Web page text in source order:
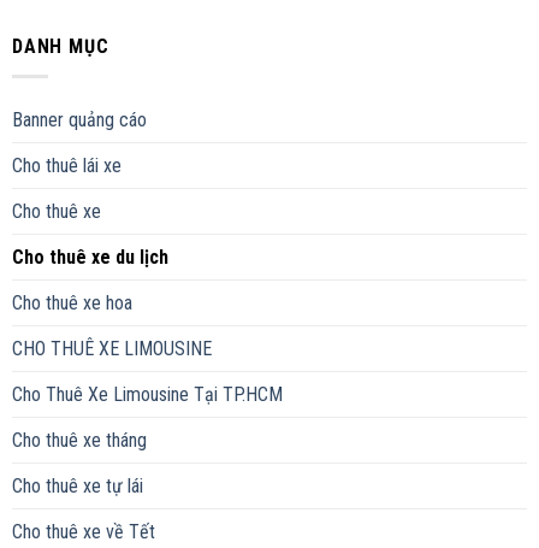
DANH MỤC
Banner quảng cáo
Cho thuê lái xe
Cho thuê xe
Cho thuê xe du lịch
Cho thuê xe hoa
CHO THUÊ XE LIMOUSINE
Cho Thuê Xe Limousine Tại TP.HCM
Cho thuê xe tháng
Cho thuê xe tự lái
Cho thuê xe về Tết